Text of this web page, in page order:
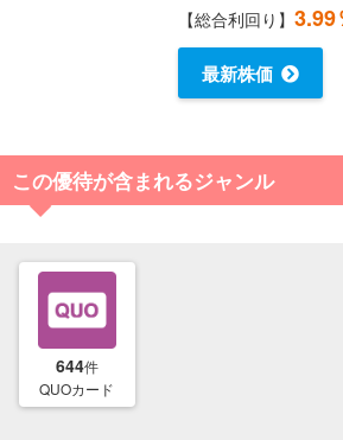
【総合利回り】3.99
最新株価
この優待が含まれるジャンル
644件
QUOカード